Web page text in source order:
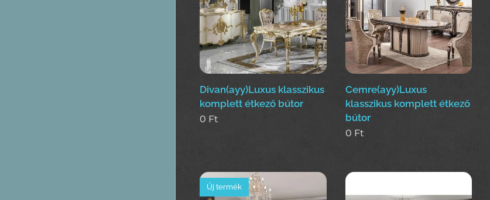
Divan(ayy)Luxus klasszikus
komplett étkező bútor
0 Ft
Cemre(ayy)Luxus
klasszikus komplett étkező
bútor
0 Ft
Új termék